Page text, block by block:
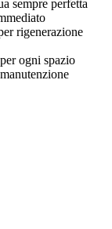
sempre perfetta
rigenerazione
ogni spazio